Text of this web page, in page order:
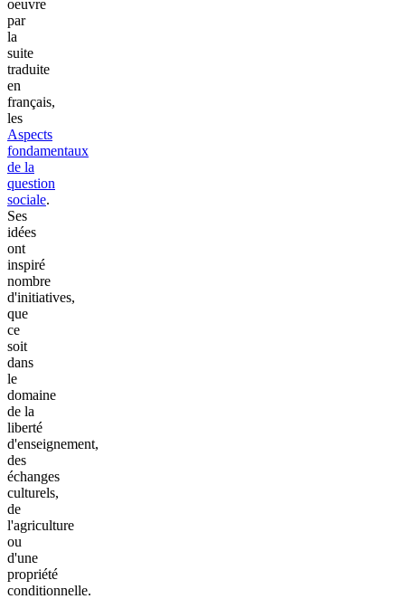
oeuvre
par
la
suite
traduite
en
français,
les
Aspects
fondamentaux
de la
question
sociale.
Ses
idées
ont
inspiré
nombre
d'initiatives,
que
ce
soit
dans
le
domaine
de la
liberté
d'enseignement,
des
échanges
culturels,
de
l'agriculture
ou
d'une
propriété
conditionnelle.